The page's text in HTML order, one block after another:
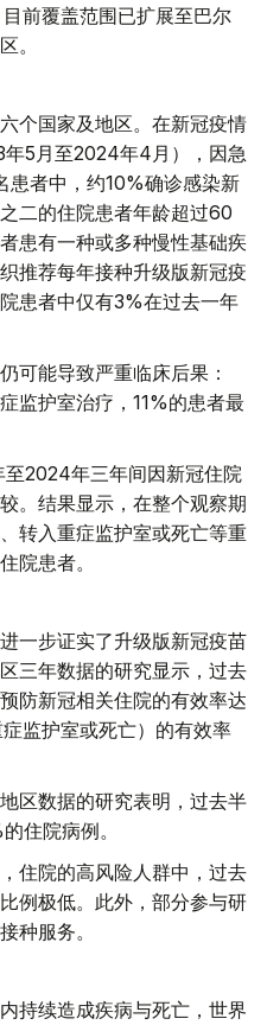
前覆盖范围已扩展至巴尔
。
个国家及地区。在新冠疫情
5月至2024年4月），因急
者中，约10%确诊感染新
二的住院患者年龄超过60
患有一种或多种慢性基础疾
推荐每年接种升级版新冠疫
患者中仅有3%在过去一年
可能导致严重临床后果：
监护室治疗，11%的患者最
2024年三年间因新冠住院
。结果显示，在整个观察期
转入重症监护室或死亡等重
院患者。
一步证实了升级版新冠疫苗
三年数据的研究显示，过去
防新冠相关住院的有效率达
监护室或死亡）的有效率
区数据的研究表明，过去半
住院病例。
住院的高风险人群中，过去
例极低。此外，部分参与研
种服务。
持续造成疾病与死亡，世界